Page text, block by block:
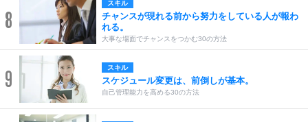
8
スキル
チャンスが現れる前から努力をしている人が報わ
れる。
大事な場面でチャンスをつかむ30の方法
9 スキル
スケジュール変更は、前倒しが基本。
自己管理能力を高める30の方法